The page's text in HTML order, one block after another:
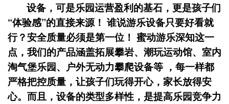
设备，可是乐园运营盈利的基石，更是孩子们
“体验感”的直接来源！ 谁说游乐设备只要好看就
行？安全质量必须是第一位！ 蜜动游乐深知这一
点，我们的产品涵盖拓展攀岩、潮玩运动馆、室内
淘气堡乐园、户外无动力攀爬设备等 ，每一样都
严格把控质量，让孩子们玩得开心，家长放得安
心。而且，设备的类型多样性，是提高乐园竞争力